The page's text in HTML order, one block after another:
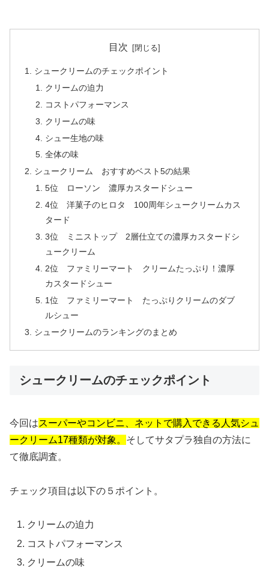
目次
シュークリームのチェックポイント
クリームの迫力
コストパフォーマンス
クリームの味
シュー生地の味
全体の味
シュークリーム おすすめベスト5の結果
5位 ローソン 濃厚カスタードシュー
4位 洋菓子のヒロタ 100周年シュークリームカス
タード
3位 ミニストップ 2層仕立ての濃厚カスタードシ
ュークリーム
2位 ファミリーマート クリームたっぷり！濃厚
カスタードシュー
1位 ファミリーマート たっぷりクリームのダブ
ルシュー
シュークリームのランキングのまとめ
シュークリームのチェックポイント
今回はスーパーやコンビニ、ネットで購入できる人気シュ
ークリーム17種類が対象。 そしてサタプラ独自の方法に
て徹底調査。
チェック項目は以下の５ポイント。
クリームの迫力
コストパフォーマンス
クリームの味